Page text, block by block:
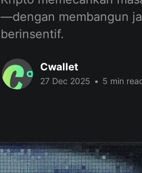
—dengan membangun
berinsentif.
Cwallet
27 Dec 2025 • 5 min